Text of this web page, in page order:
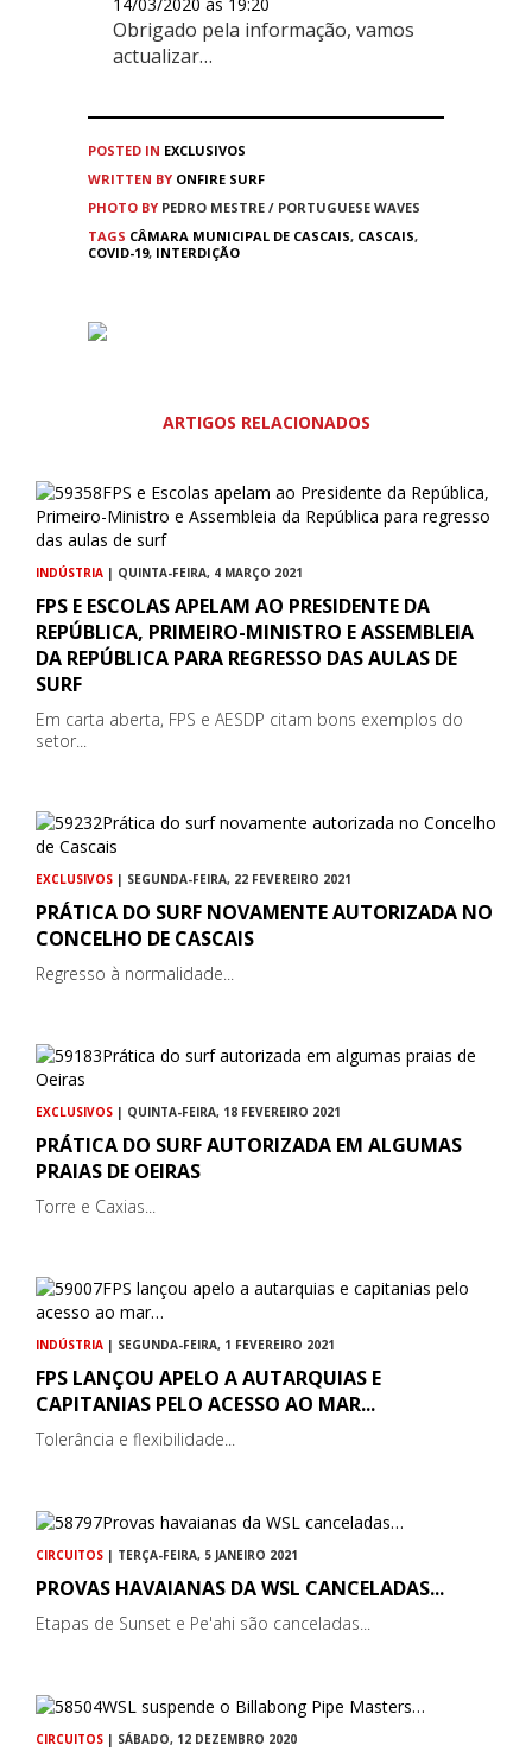
14/03/2020 às 19:20
Obrigado pela informação, vamos
actualizar…
POSTED IN EXCLUSIVOS
WRITTEN BY ONFIRE SURF
PHOTO BY PEDRO MESTRE / PORTUGUESE WAVES
TAGS CÂMARA MUNICIPAL DE CASCAIS, CASCAIS,
COVID-19, INTERDIÇÃO
ARTIGOS RELACIONADOS
INDÚSTRIA | QUINTA-FEIRA, 4 MARÇO 2021
FPS E ESCOLAS APELAM AO PRESIDENTE DA
REPÚBLICA, PRIMEIRO-MINISTRO E ASSEMBLEIA
DA REPÚBLICA PARA REGRESSO DAS AULAS DE
SURF
Em carta aberta, FPS e AESDP citam bons exemplos do
setor...
EXCLUSIVOS | SEGUNDA-FEIRA, 22 FEVEREIRO 2021
PRÁTICA DO SURF NOVAMENTE AUTORIZADA NO
CONCELHO DE CASCAIS
Regresso à normalidade...
EXCLUSIVOS | QUINTA-FEIRA, 18 FEVEREIRO 2021
PRÁTICA DO SURF AUTORIZADA EM ALGUMAS
PRAIAS DE OEIRAS
Torre e Caxias...
INDÚSTRIA | SEGUNDA-FEIRA, 1 FEVEREIRO 2021
FPS LANÇOU APELO A AUTARQUIAS E
CAPITANIAS PELO ACESSO AO MAR...
Tolerância e flexibilidade...
CIRCUITOS | TERÇA-FEIRA, 5 JANEIRO 2021
PROVAS HAVAIANAS DA WSL CANCELADAS...
Etapas de Sunset e Pe'ahi são canceladas...
CIRCUITOS | SÁBADO, 12 DEZEMBRO 2020